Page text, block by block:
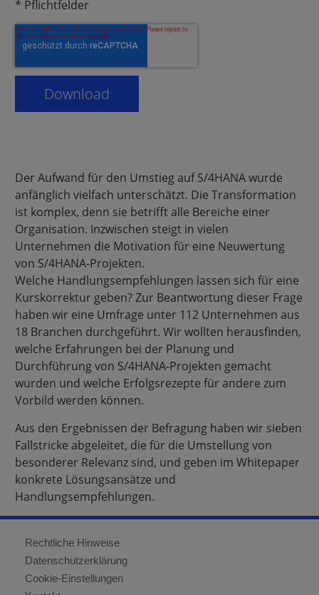
* Pflichtfelder
Der Aufwand für den Umstieg auf S/4HANA wurde
anfänglich vielfach unterschätzt. Die Transformation
ist komplex, denn sie betrifft alle Bereiche einer
Organisation. Inzwischen steigt in vielen
Unternehmen die Motivation für eine Neuwertung
von S/4HANA-Projekten.
Welche Handlungsempfehlungen lassen sich für eine
Kurskorrektur geben? Zur Beantwortung dieser Frage
haben wir eine Umfrage unter 112 Unternehmen aus
18 Branchen durchgeführt. Wir wollten herausfinden,
welche Erfahrungen bei der Planung und
Durchführung von S/4HANA-Projekten gemacht
wurden und welche Erfolgsrezepte für andere zum
Vorbild werden können.
Aus den Ergebnissen der Befragung haben wir sieben
Fallstricke abgeleitet, die für die Umstellung von
besonderer Relevanz sind, und geben im Whitepaper
konkrete Lösungsansätze und
Handlungsempfehlungen.
Rechtliche Hinweise
Datenschutzerklärung
Cookie-Einstellungen